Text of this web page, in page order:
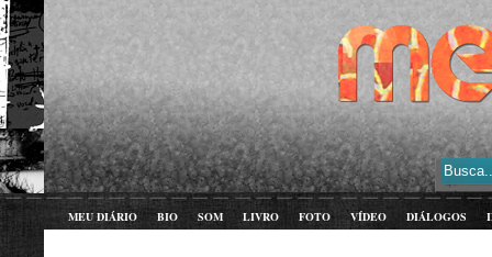
MEU DIÁRIO BIO SOM LIVRO FOTO VÍDEO DIÁLOGOS